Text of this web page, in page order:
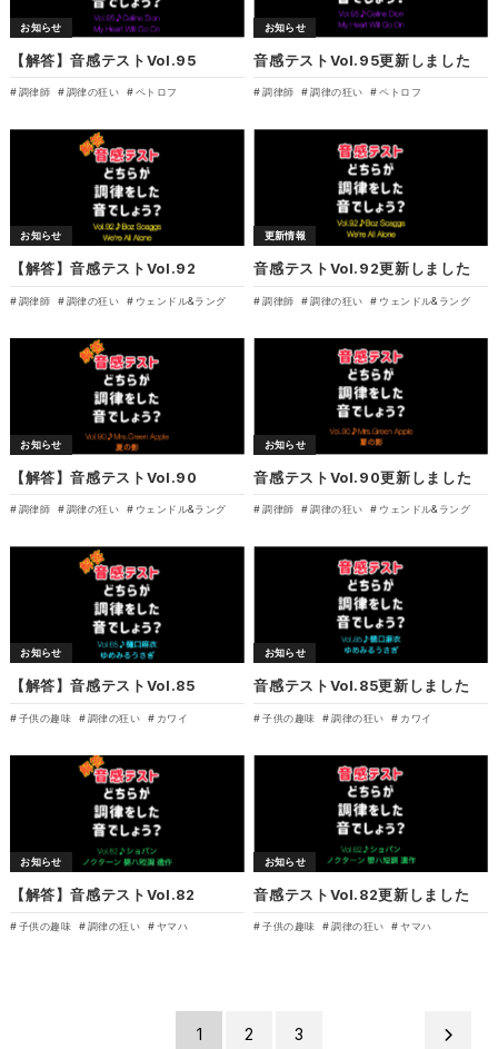
お知らせ
【解答】音感テストVol.95
調律師 調律の狂い ペトロフ
お知らせ
音感テストVol.95更新しました
調律師 調律の狂い ペトロフ
お知らせ
【解答】音感テストVol.92
調律師 調律の狂い ウェンドル&ラング
更新情報
音感テストVol.92更新しました
調律師 調律の狂い ウェンドル&ラング
お知らせ
【解答】音感テストVol.90
調律師 調律の狂い ウェンドル&ラング
お知らせ
音感テストVol.90更新しました
調律師 調律の狂い ウェンドル&ラング
お知らせ
【解答】音感テストVol.85
子供の趣味 調律の狂い カワイ
お知らせ
音感テストVol.85更新しました
子供の趣味 調律の狂い カワイ
お知らせ
【解答】音感テストVol.82
子供の趣味 調律の狂い ヤマハ
お知らせ
音感テストVol.82更新しました
子供の趣味 調律の狂い ヤマハ
1 2 3